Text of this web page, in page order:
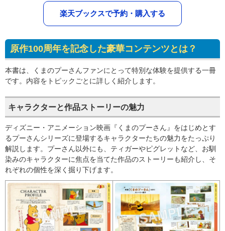
楽天ブックスで予約・購入する
原作100周年を記念した豪華コンテンツとは？
本書は、くまのプーさんファンにとって特別な体験を提供する一冊
です。内容をトピックごとに詳しく紹介します。
キャラクターと作品ストーリーの魅力
ディズニー・アニメーション映画『くまのプーさん』をはじめとす
るプーさんシリーズに登場するキャラクターたちの魅力をたっぷり
解説します。プーさん以外にも、ティガーやピグレットなど、お馴
染みのキャラクターに焦点を当てた作品のストーリーも紹介し、そ
れぞれの個性を深く掘り下げます。